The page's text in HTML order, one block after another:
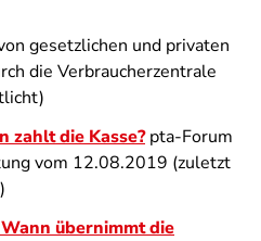
gesetzlichen und privaten
die Verbraucherzentrale
zahlt die Kasse?pta-Forum
vom 12.08.2019 (zuletzt
übernimmt die